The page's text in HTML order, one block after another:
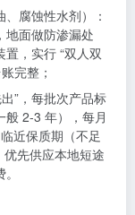
腐蚀性水剂）：
地面做防渗漏处
，实行 “双人双
完整；
”，每批次产品标
般 2-3 年），每月
近保质期（不足
先供应本地短途